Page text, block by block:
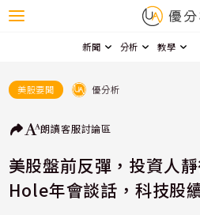
新聞 分析 教學
美股要聞 優分析
朗讀客服討論區
美股盤前反彈，投資人
Hole年會談話，科技股